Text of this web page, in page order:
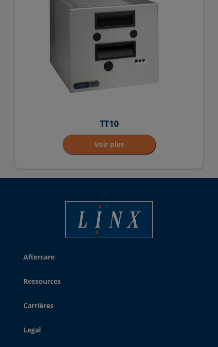
TT10
Voir plus
Linx Printing Technologies
Aftercare
Ressources
Carrières
Legal